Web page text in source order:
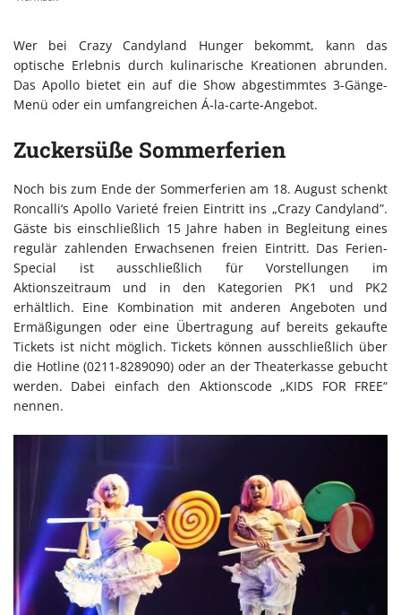
Wer bei Crazy Candyland Hunger bekommt, kann das
optische Erlebnis durch kulinarische Kreationen abrunden.
Das Apollo bietet ein auf die Show abgestimmtes 3-Gänge-
Menü oder ein umfangreichen Á-la-carte-Angebot.
Zuckersüße Sommerferien
Noch bis zum Ende der Sommerferien am 18. August schenkt
Roncalli‘s Apollo Varieté freien Eintritt ins „Crazy Candyland”.
Gäste bis einschließlich 15 Jahre haben in Begleitung eines
regulär zahlenden Erwachsenen freien Eintritt. Das Ferien-
Special ist ausschließlich für Vorstellungen im
Aktionszeitraum und in den Kategorien PK1 und PK2
erhältlich. Eine Kombination mit anderen Angeboten und
Ermäßigungen oder eine Übertragung auf bereits gekaufte
Tickets ist nicht möglich. Tickets können ausschließlich über
die Hotline (0211-8289090) oder an der Theaterkasse gebucht
werden. Dabei einfach den Aktionscode „KIDS FOR FREE“
nennen.